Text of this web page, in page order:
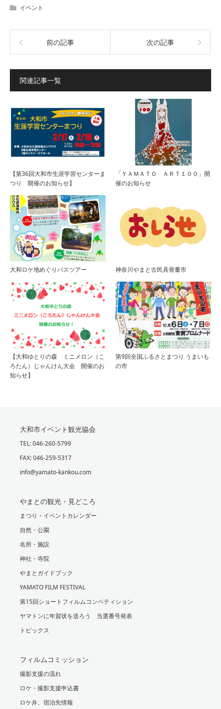
イベント
前の記事 次の記事
関連記事一覧
【第36回大和市生涯学習センターま
つり 開催のお知らせ】
「ＹＡＭＡＴＯ ＡＲＴ１００」開
催のお知らせ
大和ロケ地めぐりバスツアー 神奈川やまと古民具骨董市
【大和ゆとりの森 ミニメロン（こ
ろたん）じゃんけん大会 開催のお
知らせ】
第9回全国ふるさとまつり うまいも
の市
大和市イベント観光協会
TEL: 046-260-5799
FAX: 046-259-5317
info@yamato-kankou.com
やまとの観光・見どころ
まつり・イベントカレンダー
自然・公園
名所・施設
神社・寺院
やまとガイドブック
YAMATO FILM FESTIVAL
第15回ショートフィルムコンペティション
ヤマトンに年賀状を送ろう 当選番号発表
トピックス
フィルムコミッション
撮影支援の流れ
ロケ・撮影支援申込書
ロケ弁、宿泊先情報